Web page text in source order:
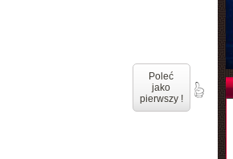
Poleć
jako
pierwszy !